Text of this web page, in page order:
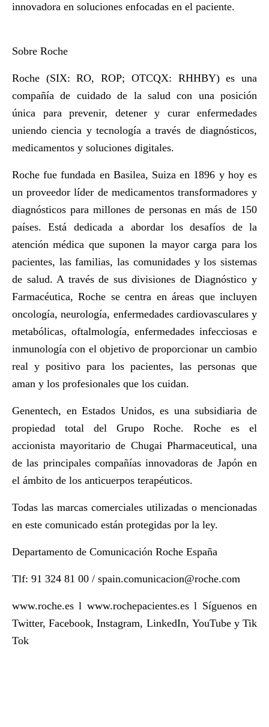
innovadora en soluciones enfocadas en el paciente.
Sobre Roche
Roche (SIX: RO, ROP; OTCQX: RHHBY) es una
compañía de cuidado de la salud con una posición
única para prevenir, detener y curar enfermedades
uniendo ciencia y tecnología a través de diagnósticos,
medicamentos y soluciones digitales.
Roche fue fundada en Basilea, Suiza en 1896 y hoy es
un proveedor líder de medicamentos transformadores y
diagnósticos para millones de personas en más de 150
países. Está dedicada a abordar los desafíos de la
atención médica que suponen la mayor carga para los
pacientes, las familias, las comunidades y los sistemas
de salud. A través de sus divisiones de Diagnóstico y
Farmacéutica, Roche se centra en áreas que incluyen
oncología, neurología, enfermedades cardiovasculares y
metabólicas, oftalmología, enfermedades infecciosas e
inmunología con el objetivo de proporcionar un cambio
real y positivo para los pacientes, las personas que
aman y los profesionales que los cuidan.
Genentech, en Estados Unidos, es una subsidiaria de
propiedad total del Grupo Roche. Roche es el
accionista mayoritario de Chugai Pharmaceutical, una
de las principales compañías innovadoras de Japón en
el ámbito de los anticuerpos terapéuticos.
Todas las marcas comerciales utilizadas o mencionadas
en este comunicado están protegidas por la ley.
Departamento de Comunicación Roche España
Tlf: 91 324 81 00 / spain.comunicacion@roche.com
www.roche.es l www.rochepacientes.esl Síguenos en
Twitter,Facebook,Instagram, LinkedIn, YouTubeyTik
Tok